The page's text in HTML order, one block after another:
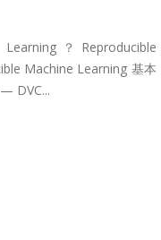
？Reproducible
Machine Learning 基本
DVC...